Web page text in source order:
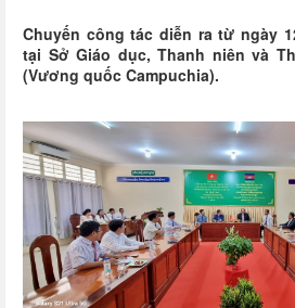
Chuyến công tác diễn ra từ ngày
tại Sở Giáo dục, Thanh niên và
(Vương quốc Campuchia).